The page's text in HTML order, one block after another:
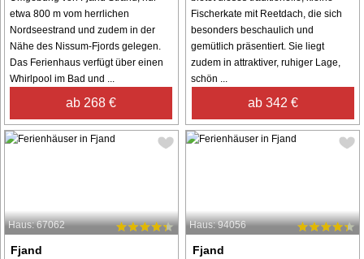
etwa 800 m vom herrlichen
Nordseestrand und zudem in der
Nähe des Nissum-Fjords gelegen.
Das Ferienhaus verfügt über einen
Whirlpool im Bad und ...
ab 268 €
Fischerkate mit Reetdach, die sich
besonders beschaulich und
gemütlich präsentiert. Sie liegt
zudem in attraktiver, ruhiger Lage,
schön ...
ab 342 €
Haus: 67062
Fjand
Haus: 94056
Fjand